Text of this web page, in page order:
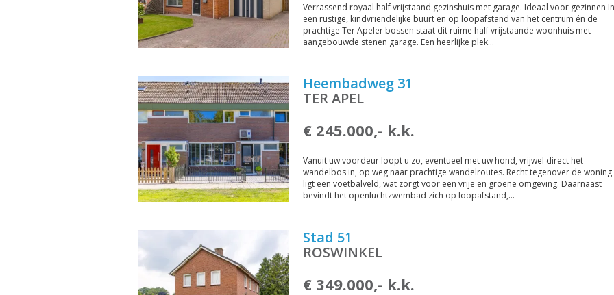
Verrassend royaal half vrijstaand gezinshuis met garage. Ideaal voor gezinnen In
een rustige, kindvriendelijke buurt en op loopafstand van het centrum én de
prachtige Ter Apeler bossen staat dit ruime half vrijstaande woonhuis met
aangebouwde stenen garage. Een heerlijke plek…
Heembadweg 31
TER APEL
€ 245.000,- k.k.
Vanuit uw voordeur loopt u zo, eventueel met uw hond, vrijwel direct het
wandelbos in, op weg naar prachtige wandelroutes. Recht tegenover de woning
ligt een voetbalveld, wat zorgt voor een vrije en groene omgeving. Daarnaast
bevindt het openluchtzwembad zich op loopafstand,…
Stad 51
ROSWINKEL
€ 349.000,- k.k.